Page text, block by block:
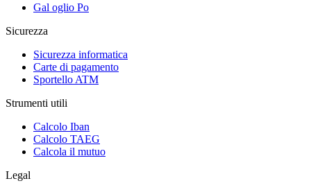
Gal oglio Po
Sicurezza
Sicurezza informatica
Carte di pagamento
Sportello ATM
Strumenti utili
Calcolo Iban
Calcolo TAEG
Calcola il mutuo
Legal